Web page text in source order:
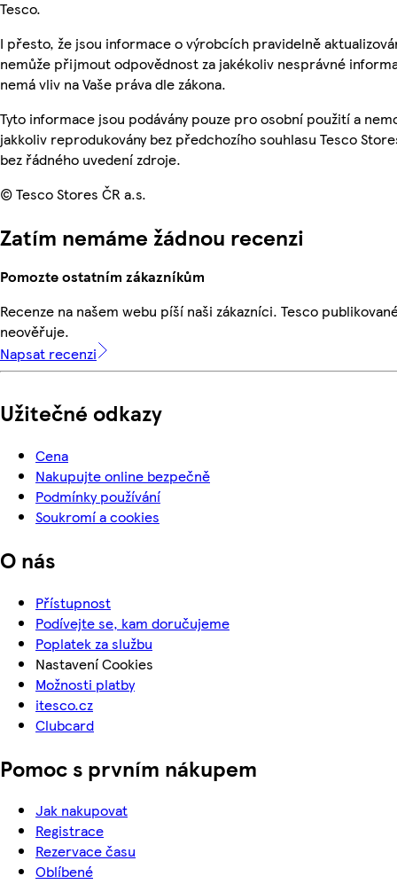
Tesco.
I přesto, že jsou informace o výrobcích pravidelně
nemůže přijmout odpovědnost za jakékoliv nesprávné
nemá vliv na Vaše práva dle zákona.
Tyto informace jsou podávány pouze pro osobní použití a
jakkoliv reprodukovány bez předchozího souhlasu Tesco
bez řádného uvedení zdroje.
© Tesco Stores ČR a.s.
Zatím nemáme žádnou recenzi
Pomozte ostatním zákazníkům
Recenze na našem webu píší naši zákazníci. Tesco
neověřuje.
Napsat recenzi
Užitečné odkazy
Cena
Nakupujte online bezpečně
Podmínky používání
Soukromí a cookies
O nás
Přístupnost
Podívejte se, kam doručujeme
Poplatek za službu
Nastavení Cookies
Možnosti platby
itesco.cz
Clubcard
Pomoc s prvním nákupem
Jak nakupovat
Registrace
Rezervace času
Oblíbené